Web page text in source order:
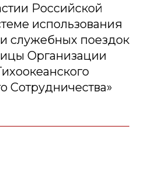
Российской
использования
служебных поездок
Организации
Сотрудничества»